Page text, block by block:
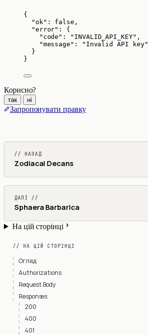
{
"ok" : false ,
"error" : {
"code" : " INVALID_API_KEY" ,
"message" : " Invalid API key"
}
}
Корисно?
так ні
Запропонувати правку
// НАЗАД
Zodiacal Decans
ДАЛІ //
Sphaera Barbarica
На цій сторінці
// НА ЦІЙ СТОРІНЦІ
Огляд
Authorizations
Request Body
Responses
200
400
401